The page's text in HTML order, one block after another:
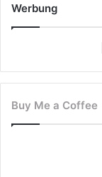
Werbung
Buy Me a Coffee